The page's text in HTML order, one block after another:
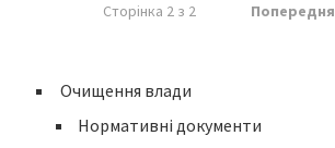
Сторінка 2 з 2 Попередня
Очищення влади
Нормативні документи